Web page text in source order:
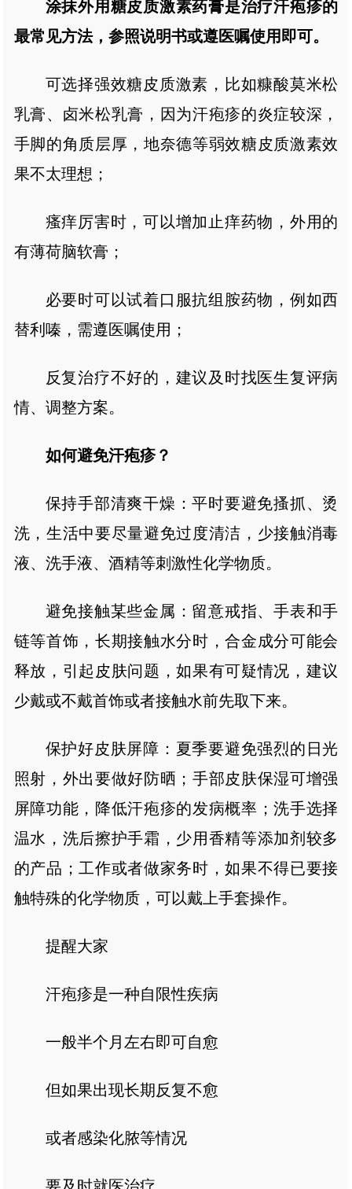
涂抹外用糖皮质激素药膏是治疗汗疱疹的
最常见方法，参照说明书或遵医嘱使用即可。
可选择强效糖皮质激素，比如糠酸莫米松
乳膏、卤米松乳膏，因为汗疱疹的炎症较深，
手脚的角质层厚，地奈德等弱效糖皮质激素效
果不太理想；
瘙痒厉害时，可以增加止痒药物，外用的
有薄荷脑软膏；
必要时可以试着口服抗组胺药物，例如西
替利嗪，需遵医嘱使用；
反复治疗不好的，建议及时找医生复评病
情、调整方案。
如何避免汗疱疹？
保持手部清爽干燥：平时要避免搔抓、烫
洗，生活中要尽量避免过度清洁，少接触消毒
液、洗手液、酒精等刺激性化学物质。
避免接触某些金属：留意戒指、手表和手
链等首饰，长期接触水分时，合金成分可能会
释放，引起皮肤问题，如果有可疑情况，建议
少戴或不戴首饰或者接触水前先取下来。
保护好皮肤屏障：夏季要避免强烈的日光
照射，外出要做好防晒；手部皮肤保湿可增强
屏障功能，降低汗疱疹的发病概率；洗手选择
温水，洗后擦护手霜，少用香精等添加剂较多
的产品；工作或者做家务时，如果不得已要接
触特殊的化学物质，可以戴上手套操作。
提醒大家
汗疱疹是一种自限性疾病
一般半个月左右即可自愈
但如果出现长期反复不愈
或者感染化脓等情况